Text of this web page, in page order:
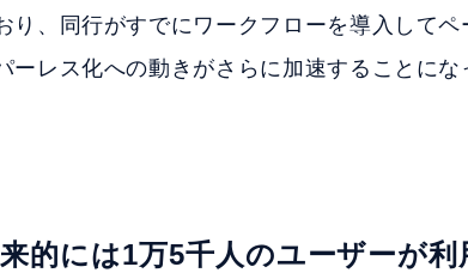
り、同行がすでにワークフローを導入して
ーレス化への動きがさらに加速することにな
的には1万5千人のユーザーが